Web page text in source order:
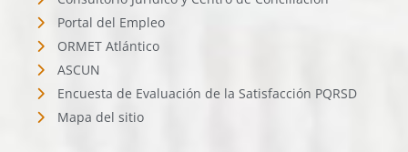
Portal del Empleo
ORMET Atlántico
ASCUN
Encuesta de Evaluación de la Satisfacción PQRSD
Mapa del sitio